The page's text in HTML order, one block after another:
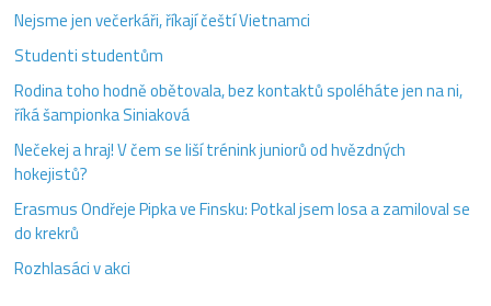
Nejsme jen večerkáři, říkají čeští Vietnamci
Studenti studentům
Rodina toho hodně obětovala, bez kontaktů spoléháte jen na ni,
říká šampionka Siniaková
Nečekej a hraj! V čem se liší trénink juniorů od hvězdných
hokejistů?
Erasmus Ondřeje Pipka ve Finsku: Potkal jsem losa a zamiloval se
do krekrů
Rozhlasáci v akci